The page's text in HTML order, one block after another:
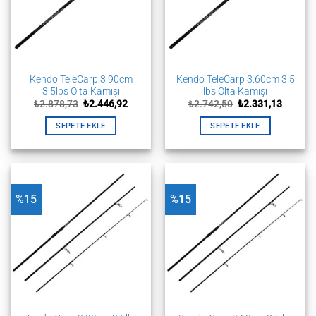
Kendo TeleCarp 3.90cm
3.5lbs Olta Kamışı
₺2.878,73 Orijinal
₺2.878,73.
₺2.446,92Şu
SEPETE EKLE
Kendo TeleCarp 3.60cm 3.5
lbs Olta Kamışı
₺2.742,50 Orijinal
₺2.742,50.
₺2.331,13Şu
SEPETE EKLE
%15 %15